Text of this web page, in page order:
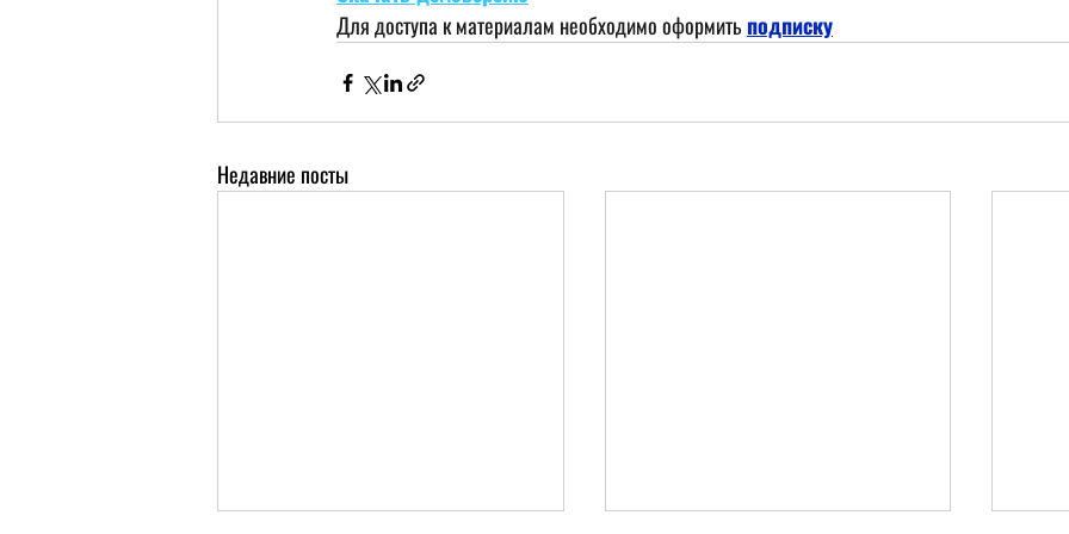
Для доступа к материалам необходимо оформить подписку
Недавние посты